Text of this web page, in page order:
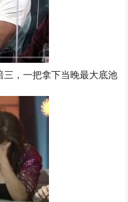
，一把拿下当晚最大底池